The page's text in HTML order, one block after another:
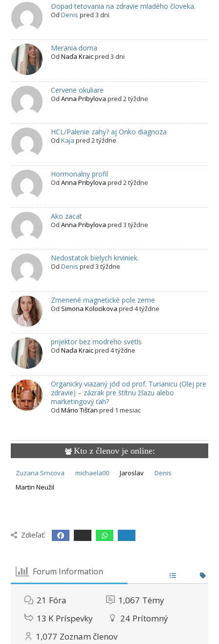
Dopad tetovania na zdravie mladého človeka.
Od Denis pred 3 dni
Merania doma
Od Naďa Kraicpred 3 dni
Cervene okuliare
Od Anna Pribylova pred 2 týždne
HCL/Palenie zahy? aj Onko diagnoza
Od Kaja pred 2 týždne
Hormonalny profil
Od Anna Pribylova pred 2 týždne
Ako zacat
Od Anna Pribylova pred 3 týždne
Nedostatok bielych krviniek.
Od Denis pred 3 týždne
Zmenené magnetické pole zeme
Od Simona Kolocikova pred 4 týždne
prijektor bez modreho svetls
Od Naďa Kraicpred 4 týždne
Organicky viazaný jód od prof. Turianicu (Olej pre
zdravie) – zázrak pre štítnu žľazu alebo
marketingový ťah?
Od Mário Tišťan pred 1 mesiac
Kto z členov je online:
Zuzana Srncova michaela00 Jaroslav
Denis
Martin Neužil
Zdieľať:
Forum Information
21 Fóra 1,067 Témy
13 K Príspevky 24 Prítomný
1,077 Zoznam členov